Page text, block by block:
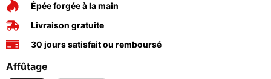
Épée forgée à la main
Livraison gratuite
30 jours satisfait ou remboursé
Affûtage